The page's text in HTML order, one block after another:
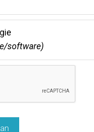
software)